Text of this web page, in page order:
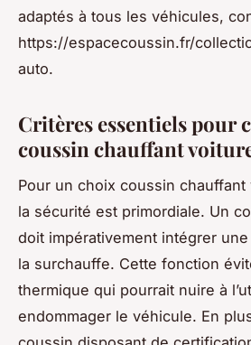
adaptés à tous les véhicules,
https://espacecoussin.fr/
auto.
Critères essentiels pour
coussin chauffant
Pour un choix coussin
la sécurité est primordiale. Un
doit impérativement intégrer
la surchauffe. Cette fonction
thermique qui pourrait nuire à
endommager le véhicule. En